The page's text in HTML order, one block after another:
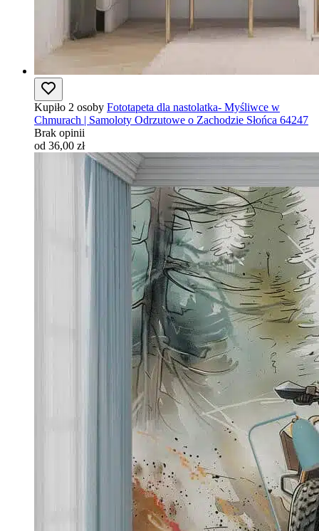
Kupiło 2 osoby Fototapeta dla nastolatka- Myśliwce w
Chmurach | Samoloty Odrzutowe o Zachodzie Słońca 64247
Brak opinii
od 36,00 zł